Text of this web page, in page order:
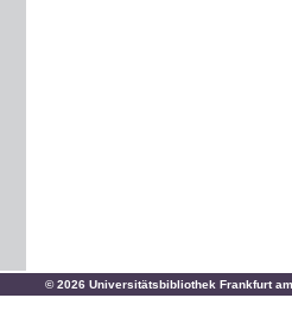
© 2026 Universitätsbibliothek Frankfurt